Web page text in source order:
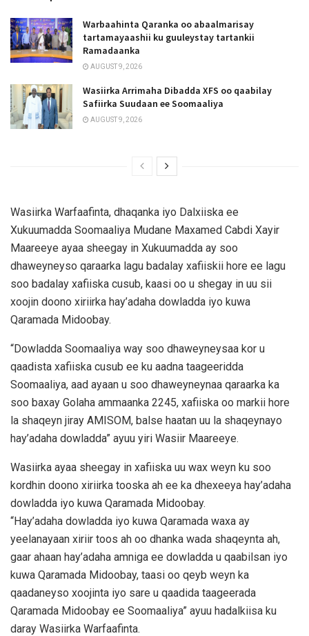
Warbaahinta Qaranka oo abaalmarisay
tartamayaashii ku guuleystay tartankii
Ramadaanka
AUGUST 9, 2026
Wasiirka Arrimaha Dibadda XFS oo qaabilay
Safiirka Suudaan ee Soomaaliya
AUGUST 9, 2026
Wasiirka Warfaafinta, dhaqanka iyo Dalxiiska ee
Xukuumadda Soomaaliya Mudane Maxamed Cabdi Xayir
Maareeye ayaa sheegay in Xukuumadda ay soo
dhaweyneyso qaraarka lagu badalay xafiiskii hore ee lagu
soo badalay xafiiska cusub, kaasi oo u shegay in uu sii
xoojin doono xiriirka hay’adaha dowladda iyo kuwa
Qaramada Midoobay.
“Dowladda Soomaaliya way soo dhaweyneysaa kor u
qaadista xafiiska cusub ee ku aadna taageeridda
Soomaaliya, aad ayaan u soo dhaweyneynaa qaraarka ka
soo baxay Golaha ammaanka 2245, xafiiska oo markii hore
la shaqeyn jiray AMISOM, balse haatan uu la shaqeynayo
hay’adaha dowladda” ayuu yiri Wasiir Maareeye.
Wasiirka ayaa sheegay in xafiiska uu wax weyn ku soo
kordhin doono xiriirka tooska ah ee ka dhexeeya hay’adaha
dowladda iyo kuwa Qaramada Midoobay.
“Hay’adaha dowladda iyo kuwa Qaramada waxa ay
yeelanayaan xiriir toos ah oo dhanka wada shaqeynta ah,
gaar ahaan hay’adaha amniga ee dowladda u qaabilsan iyo
kuwa Qaramada Midoobay, taasi oo qeyb weyn ka
qaadaneyso xoojinta iyo sare u qaadida taageerada
Qaramada Midoobay ee Soomaaliya” ayuu hadalkiisa ku
daray Wasiirka Warfaafinta.